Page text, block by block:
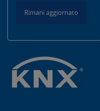
Rimani aggiornato